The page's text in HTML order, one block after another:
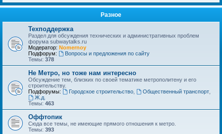
Разное
Техподдержка
Раздел для обсуждения технических и административных проблем
форума subwaytalks.ru
Модератор: Nomernoy
Подфорум:
Вопросы и предложения по сайту
Темы: 378
Не Метро, но тоже нам интересно
Обсуждение тем, близких по своей тематике метрополитену и его
строительству.
Подфорумы:
Городское строительство, Общественный транспорт,
Ж.д.
Темы: 463
Оффтопик
Сюда все темы, не имеющие прямого отношения к метро.
Темы: 393